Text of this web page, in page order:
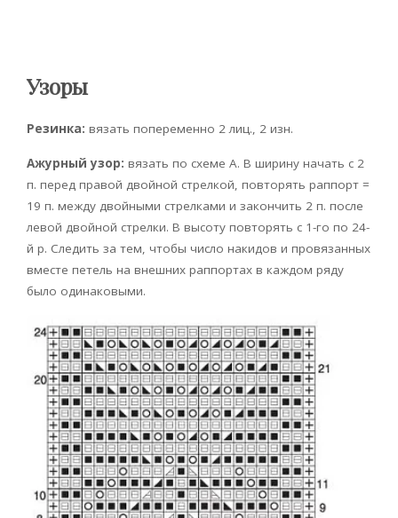
Узоры
Резинка: вязать попеременно 2 лиц., 2 изн.
Ажурный узор: вязать по схеме А. В ширину начать с 2
п. перед правой двойной стрелкой, повторять раппорт =
19 п. между двойными стрелками и закончить 2 п. после
левой двойной стрелки. В высоту повторять с 1-го по 24-
й р. Следить за тем, чтобы число накидов и провязанных
вместе петель на внешних раппортах в каждом ряду
было одинаковыми.